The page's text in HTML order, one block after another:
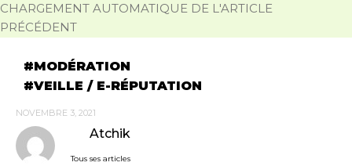
CHARGEMENT AUTOMATIQUE DE L'ARTICLE
PRÉCÉDENT
MODÉRATION
VEILLE / E-RÉPUTATION
NOVEMBRE 3, 2021
Atchik
Tous ses articles